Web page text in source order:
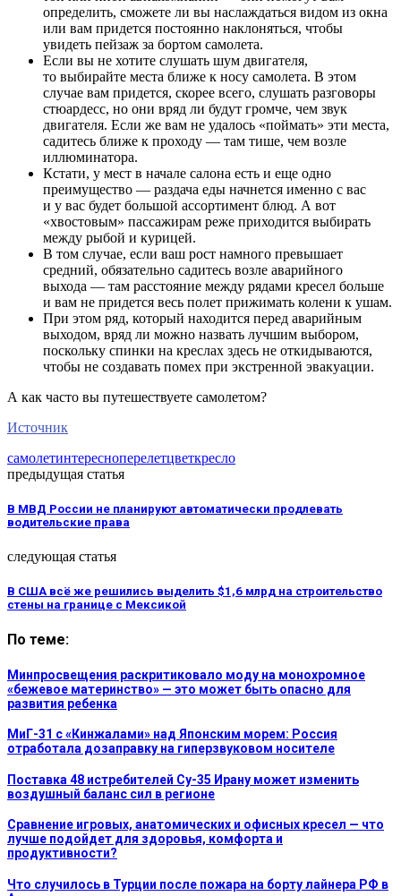
определить, сможете ли вы наслаждаться видом из окна
или вам придется постоянно наклоняться, чтобы
увидеть пейзаж за бортом самолета.
Если вы не хотите слушать шум двигателя,
то выбирайте места ближе к носу самолета. В этом
случае вам придется, скорее всего, слушать разговоры
стюардесс, но они вряд ли будут громче, чем звук
двигателя. Если же вам не удалось «поймать» эти места,
садитесь ближе к проходу — там тише, чем возле
иллюминатора.
Кстати, у мест в начале салона есть и еще одно
преимущество — раздача еды начнется именно с вас
и у вас будет большой ассортимент блюд. А вот
«хвостовым» пассажирам реже приходится выбирать
между рыбой и курицей.
В том случае, если ваш рост намного превышает
средний, обязательно садитесь возле аварийного
выхода — там расстояние между рядами кресел больше
и вам не придется весь полет прижимать колени к ушам.
При этом ряд, который находится перед аварийным
выходом, вряд ли можно назвать лучшим выбором,
поскольку спинки на креслах здесь не откидываются,
чтобы не создавать помех при экстренной эвакуации.
А как часто вы путешествуете самолетом?
Источник
самолетинтересноперелетцветкресло
предыдущая статья
В МВД России не планируют автоматически продлевать
водительские права
следующая статья
В США всё же решились выделить $1,6 млрд на строительство
стены на границе с Мексикой
По теме:
Минпросвещения раскритиковало моду на монохромное
«бежевое материнство» — это может быть опасно для
развития ребенка
МиГ-31 с «Кинжалами» над Японским морем: Россия
отработала дозаправку на гиперзвуковом носителе
Поставка 48 истребителей Су-35 Ирану может изменить
воздушный баланс сил в регионе
Сравнение игровых, анатомических и офисных кресел — что
лучше подойдет для здоровья, комфорта и
продуктивности?
Что случилось в Турции после пожара на борту лайнера РФ в